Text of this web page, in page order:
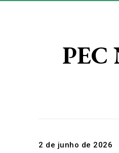
PEC
2 de junho de 2026